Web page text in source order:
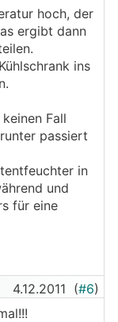
hoch, der
ergibt dann
ins
Fall
passiert
in
und
für eine
4.12.2011 (#6)